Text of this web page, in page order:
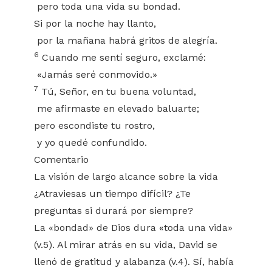
pero toda una vida su bondad.
Si por la noche hay llanto,
por la mañana habrá gritos de alegría.
6 Cuando me sentí seguro, exclamé:
«Jamás seré conmovido.»
7 Tú, Señor, en tu buena voluntad,
me afirmaste en elevado baluarte;
pero escondiste tu rostro,
y yo quedé confundido.
Comentario
La visión de largo alcance sobre la vida
¿Atraviesas un tiempo difícil? ¿Te
preguntas si durará por siempre?
La «bondad» de Dios dura «toda una vida»
(v.5). Al mirar atrás en su vida, David se
llenó de gratitud y alabanza (v.4). Sí, había